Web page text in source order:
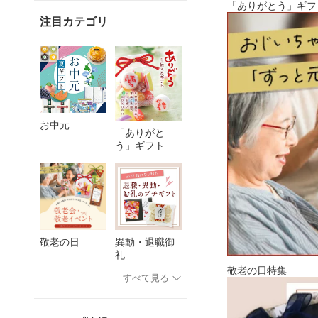
注目カテゴリ
お中元
「ありがと
う」ギフト
敬老の日
異動・退職御
礼
すべて見る
「ありがとう」ギ
敬老の日特集